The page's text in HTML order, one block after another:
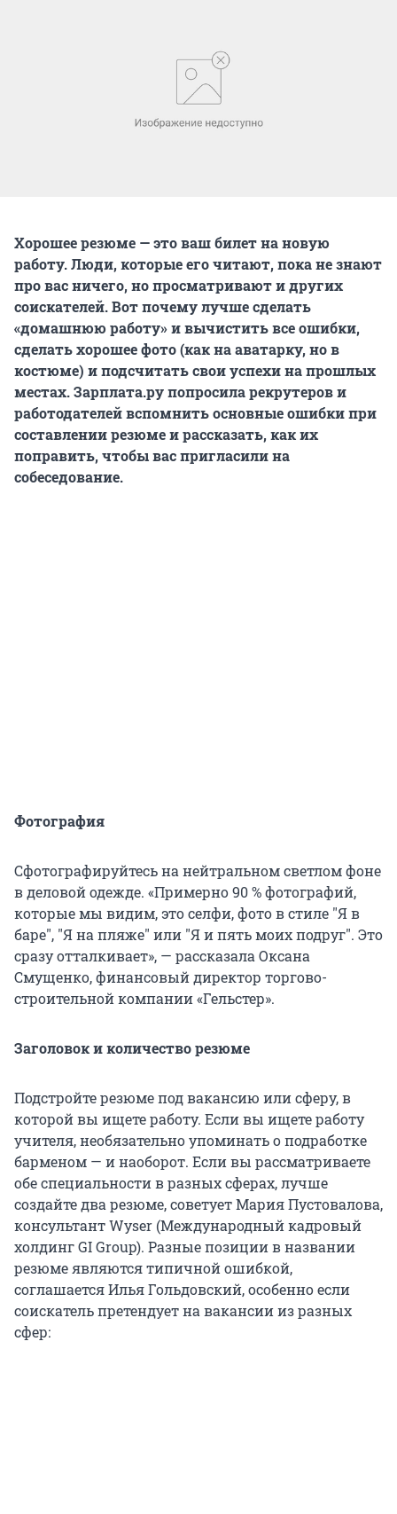
Хорошее резюме — это ваш билет на новую
работу. Люди, которые его читают, пока не знают
про вас ничего, но просматривают и других
соискателей. Вот почему лучше сделать
«домашнюю работу» и вычистить все ошибки,
сделать хорошее фото (как на аватарку, но в
костюме) и подсчитать свои успехи на прошлых
местах. Зарплата.ру попросила рекрутеров и
работодателей вспомнить основные ошибки при
составлении резюме и рассказать, как их
поправить, чтобы вас пригласили на
собеседование.
Фотография
Сфотографируйтесь на нейтральном светлом фоне
в деловой одежде. «Примерно 90 % фотографий,
которые мы видим, это селфи, фото в стиле "Я в
баре", "Я на пляже" или "Я и пять моих подруг". Это
сразу отталкивает», — рассказала Оксана
Смущенко, финансовый директор торгово-
строительной компании «Гельстер».
Заголовок и количество резюме
Подстройте резюме под вакансию или сферу, в
которой вы ищете работу. Если вы ищете работу
учителя, необязательно упоминать о подработке
барменом — и наоборот. Если вы рассматриваете
обе специальности в разных сферах, лучше
создайте два резюме, советует Мария Пустовалова,
консультант Wyser (Международный кадровый
холдинг GI Group). Разные позиции в названии
резюме являются типичной ошибкой,
соглашается Илья Гольдовский, особенно если
соискатель претендует на вакансии из разных
сфер: